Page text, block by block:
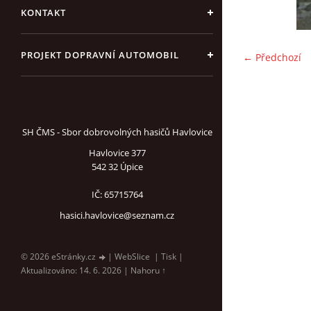
KONTAKT
PROJEKT DOPRAVNÍ AUTOMOBIL
SH ČMS - Sbor dobrovolných hasičů Havlovice
Havlovice 377
542 32 Úpice
IČ: 65715764
hasici.havlovice@seznam.cz
© 2026 eStránky.cz | WebSlice | Tisk |
Aktualizováno: 14. 6. 2026 | Nahoru ↑
← Předchozí